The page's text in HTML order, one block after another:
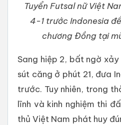
Tuyển Futsal nữ Việt
4-1 trước Indonesia
chương Đồng tại
Sang hiệp 2, bất ngờ xảy
sút căng ở phút 21, đưa
trước. Tuy nhiên, trong
lĩnh và kinh nghiệm thi
thủ Việt Nam phát huy